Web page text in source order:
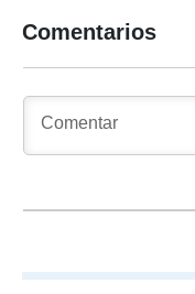
Comentarios